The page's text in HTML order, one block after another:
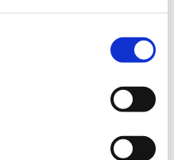
Husblassen